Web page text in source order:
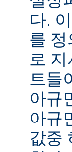
다.
를
로
트들
아규
아규
값중